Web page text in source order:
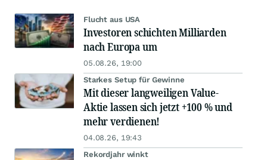
Flucht aus USA
Investoren schichten Milliarden
nach Europa um
05.08.26, 19:00
Starkes Setup für Gewinne
Mit dieser langweiligen Value-
Aktie lassen sich jetzt +100 % und
mehr verdienen!
04.08.26, 19:43
Rekordjahr winkt